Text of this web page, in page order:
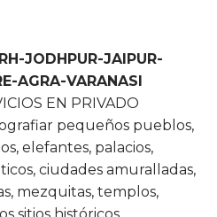
JODHPUR-JAIPUR-
AGRA-VARANASI
EN PRIVADO
pequeños pueblos,
elefantes, palacios,
ciudades amuralladas,
mezquitas, templos,